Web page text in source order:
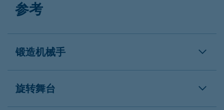
参考
锻造机械手
旋转舞台